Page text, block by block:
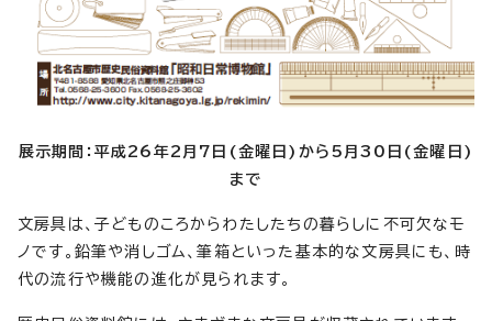
展示期間：平成26年2月7日(金曜日)から5月30日(金曜日)
まで
文房具は、子どものころからわたしたちの暮らしに不可欠なモ
ノです。鉛筆や消しゴム、筆箱といった基本的な文房具にも、時
代の流行や機能の進化が見られます。